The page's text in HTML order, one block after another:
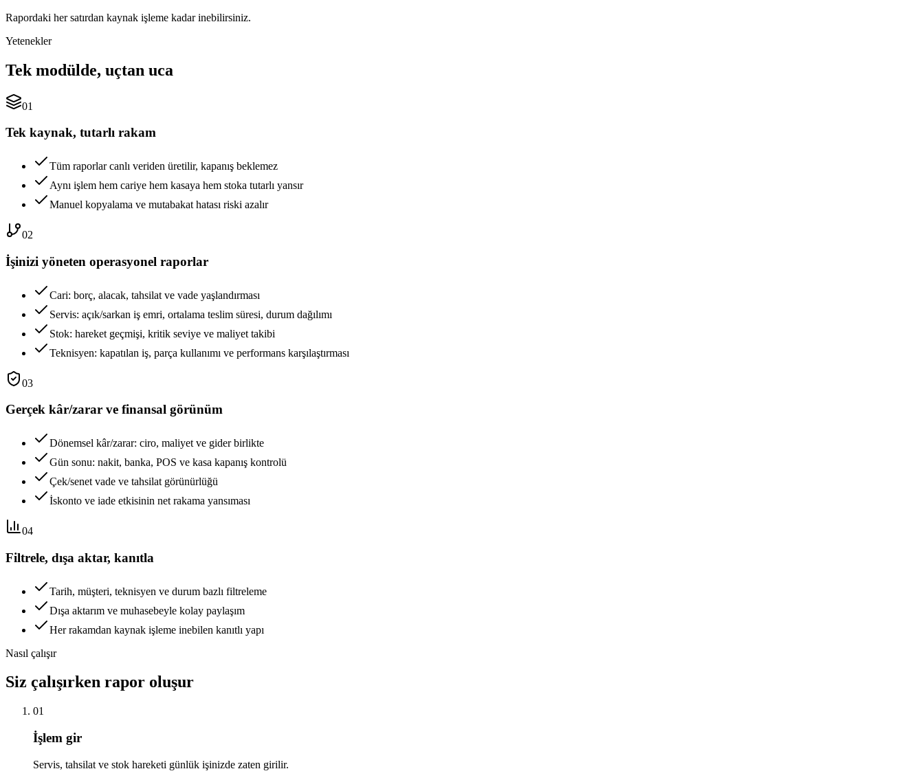
Rapordaki her satırdan kaynak işleme kadar inebilirsiniz.
Yetenekler
Tek modülde, uçtan uca
01
Tek kaynak, tutarlı rakam
Tüm raporlar canlı veriden üretilir, kapanış beklemez
Aynı işlem hem cariye hem kasaya hem stoka tutarlı yansır
Manuel kopyalama ve mutabakat hatası riski azalır
02
İşinizi yöneten operasyonel raporlar
Cari: borç, alacak, tahsilat ve vade yaşlandırması
Servis: açık/sarkan iş emri, ortalama teslim süresi, durum dağılımı
Stok: hareket geçmişi, kritik seviye ve maliyet takibi
Teknisyen: kapatılan iş, parça kullanımı ve performans karşılaştırması
03
Gerçek kâr/zarar ve finansal görünüm
Dönemsel kâr/zarar: ciro, maliyet ve gider birlikte
Gün sonu: nakit, banka, POS ve kasa kapanış kontrolü
Çek/senet vade ve tahsilat görünürlüğü
İskonto ve iade etkisinin net rakama yansıması
04
Filtrele, dışa aktar, kanıtla
Tarih, müşteri, teknisyen ve durum bazlı filtreleme
Dışa aktarım ve muhasebeyle kolay paylaşım
Her rakamdan kaynak işleme inebilen kanıtlı yapı
Nasıl çalışır
Siz çalışırken rapor oluşur
01
İşlem gir
Servis, tahsilat ve stok hareketi günlük işinizde zaten girilir.